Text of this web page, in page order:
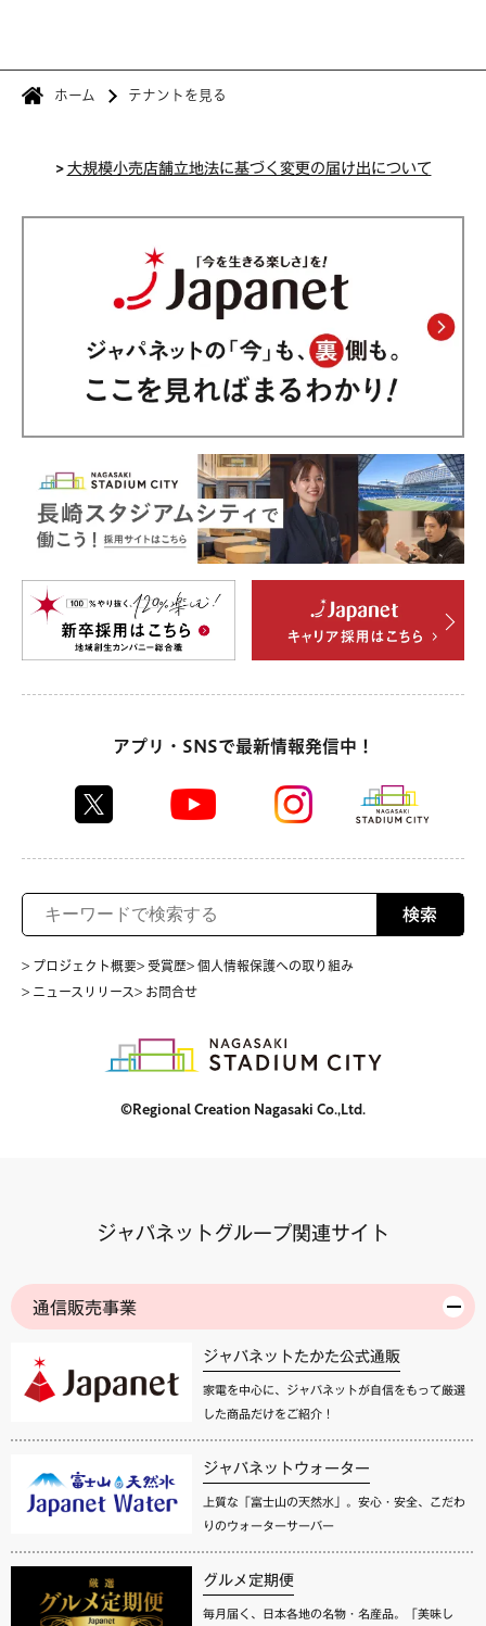
ホーム テナントを見る
>大規模小売店舗立地法に基づく変更の届け出について
アプリ・SNSで最新情報発信中！
検索
> プロジェクト概要> 受賞歴> 個人情報保護への取り組み
> ニュースリリース> お問合せ
©Regional Creation Nagasaki Co.,Ltd.
ジャパネットグループ関連サイト
通信販売事業
ジャパネットたかた公式通販
家電を中心に、ジャパネットが自信をもって厳選
した商品だけをご紹介！
ジャパネットウォーター
上質な「富士山の天然水」。安心・安全、こだわ
りのウォーターサーバー
グルメ定期便
毎月届く、日本各地の名物・名産品。「美味し